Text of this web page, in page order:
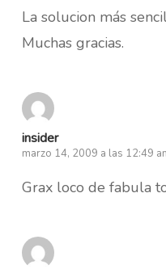
La solucion más
Muchas gracias.
insider
marzo 14, 2009 a las 12:49
Grax loco de fabula